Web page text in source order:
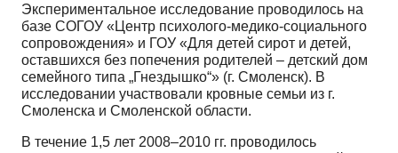
Экспериментальное исследование проводилось на
базе СОГОУ «Центр психолого-медико-социального
сопровождения» и ГОУ «Для детей сирот и детей,
оставшихся без попечения родителей – детский дом
семейного типа „Гнездышко“» (г. Смоленск). В
исследовании участвовали кровные семьи из г.
Смоленска и Смоленской области.
В течение 1,5 лет 2008–2010 гг. проводилось